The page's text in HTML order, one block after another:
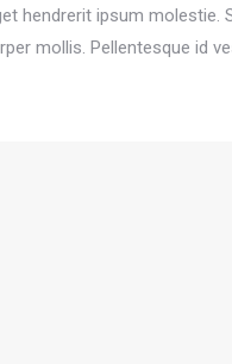
hendrerit ipsum
mollis. Pellentesque id